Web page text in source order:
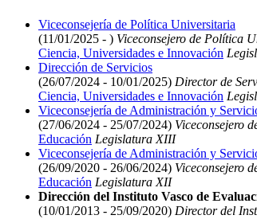
Viceconsejería de Política Universitaria
(11/01/2025 - ) Viceconsejero de Política
Ciencia, Universidades e Innovación
Dirección de Servicios
(26/07/2024 - 10/01/2025) Director de
Ciencia, Universidades e Innovación
Viceconsejería de Administración y
(27/06/2024 - 25/07/2024) Viceconsejero
Educación Legislatura XIII
Viceconsejería de Administración y
(26/09/2020 - 26/06/2024) Viceconsejero
Educación Legislatura XII
Dirección del Instituto Vasco de
(10/01/2013 - 25/09/2020) Director del